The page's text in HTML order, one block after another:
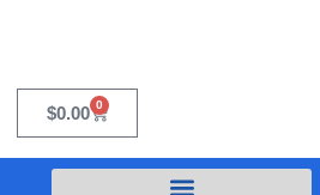
$0.00 0
Cart